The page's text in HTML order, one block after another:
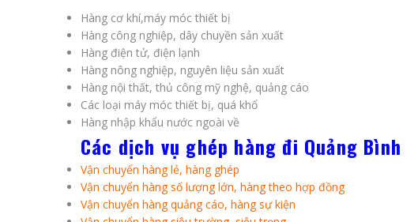
Hàng cơ khí,máy móc thiết bị
Hàng công nghiệp, dây chuyền sản xuất
Hàng điện tử, điện lạnh
Hàng nông nghiệp, nguyên liệu sản xuất
Hàng nội thất, thủ công mỹ nghệ, quảng cáo
Các loại máy móc thiết bị, quá khổ
Hàng nhập khẩu nước ngoài về
Các dịch vụ ghép hàng đi Quảng Bình
Vận chuyển hàng lẻ, hàng ghép
Vận chuyển hàng số lượng lớn, hàng theo hợp đồng
Vận chuyển hàng quảng cáo, hàng sự kiện